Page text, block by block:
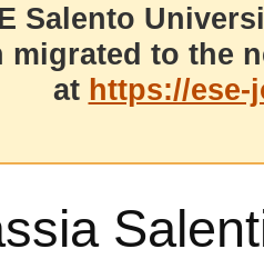
Salento
migrated to the
at https://